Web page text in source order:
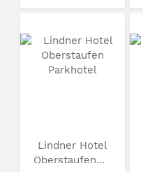
Lindner Hotel
Oberstaufen...